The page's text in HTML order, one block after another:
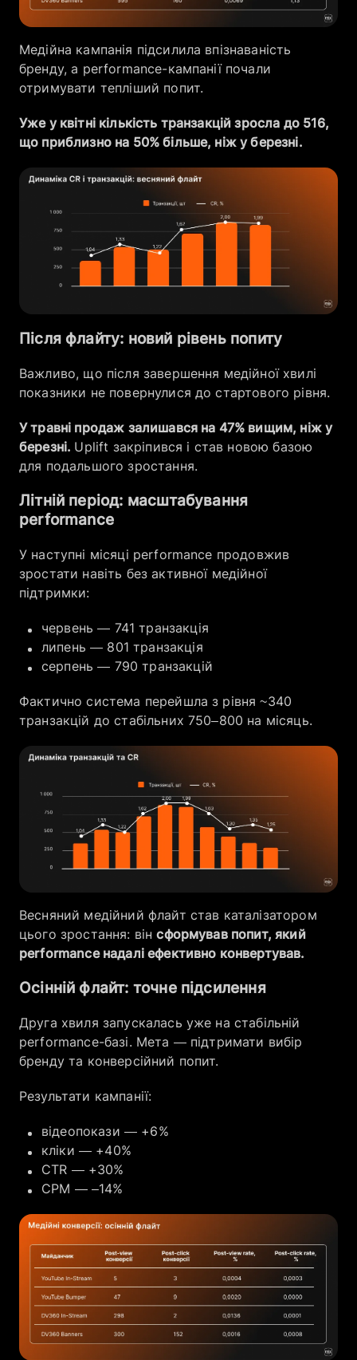
Медійна кампанія підсилила впізнаваність
бренду, а performance-кампанії почали
отримувати тепліший попит.
Уже у квітні кількість транзакцій зросла до 516,
що приблизно на 50% більше, ніж у березні.
Після флайту: новий рівень попиту
Важливо, що після завершення медійної хвилі
показники не повернулися до стартового рівня.
У травні продаж залишався на 47% вищим, ніж у
березні. Uplift закріпився і став новою базою
для подальшого зростання.
Літній період: масштабування
performance
У наступні місяці performance продовжив
зростати навіть без активної медійної
підтримки:
червень — 741 транзакція
липень — 801 транзакція
серпень — 790 транзакцій
Фактично система перейшла з рівня ~340
транзакцій до стабільних 750–800 на місяць.
Весняний медійний флайт став каталізатором
цього зростання: вінсформував попит, який
performance надалі ефективно конвертував.
Осінній флайт: точне підсилення
Друга хвиля запускалась уже на стабільній
performance-базі. Мета — підтримати вибір
бренду та конверсійний попит.
Результати кампанії:
відеопокази — +6%
кліки — +40%
CTR — +30%
CPM — –14%